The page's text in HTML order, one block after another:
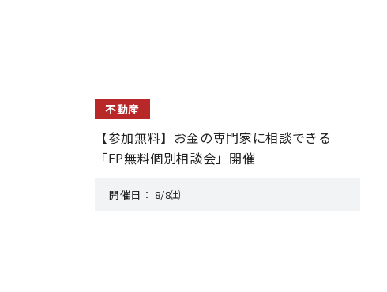
不動産
【参加無料】お金の専門家に相談できる
「FP無料個別相談会」開催
開催日： 8/8㈯